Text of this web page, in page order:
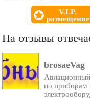
Еженедельно
V.I.P.
размещение
На отзывы
brosaeVag
по приборам